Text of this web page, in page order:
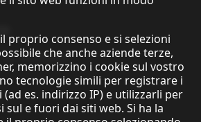
for Business)
proprio consenso e si selezioni
che anche aziende terze,
memorizzino i cookie sul vostro
tecnologie simili per registrare i
es. indirizzo IP) e utilizzarli per
sul e fuori dai siti web. Si ha la